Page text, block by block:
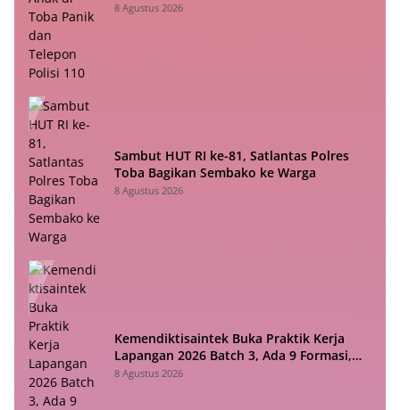
8 Agustus 2026
Sambut HUT RI ke-81, Satlantas Polres
Toba Bagikan Sembako ke Warga
8 Agustus 2026
Kemendiktisaintek Buka Praktik Kerja
Lapangan 2026 Batch 3, Ada 9 Formasi,
Cek di Sini!
8 Agustus 2026